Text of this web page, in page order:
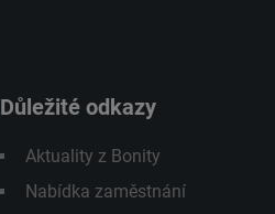
Důležité odkazy
Aktuality z Bonity
Nabídka zaměstnání